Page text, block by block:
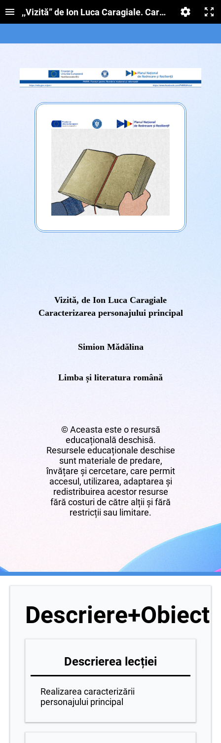
,,Vizită” de Ion Luca Caragiale. Caracterizarea
Vizită, de Ion Luca Caragiale
Caracterizarea personajului principal
Simion Mădălina
Limba și literatura română
© Aceasta este o resursă
educațională deschisă.
Resursele educaționale deschise
sunt materiale de predare,
învățare și cercetare, care permit
accesul, utilizarea, adaptarea și
redistribuirea acestor resurse
fără costuri de către alții și fără
restricții sau limitare.
Descrierea lecției
Realizarea caracterizării
personajului principal